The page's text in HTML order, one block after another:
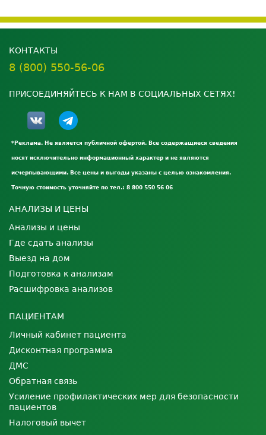
КОНТАКТЫ
8 (800) 550-56-06
ПРИСОЕДИНЯЙТЕСЬ К НАМ В СОЦИАЛЬНЫХ СЕТЯХ!
*Реклама. Не является публичной офертой. Все содержащиеся сведения
носят исключительно информационный характер и не являются
исчерпывающими. Все цены и выгоды указаны с целью ознакомления.
Точную стоимость уточняйте по тел.: 8 800 550 56 06
АНАЛИЗЫ И ЦЕНЫ
Анализы и цены
Где сдать анализы
Выезд на дом
Подготовка к анализам
Расшифровка анализов
ПАЦИЕНТАМ
Личный кабинет пациента
Дисконтная программа
ДМС
Обратная связь
Усиление профилактических мер для безопасности
пациентов
Налоговый вычет